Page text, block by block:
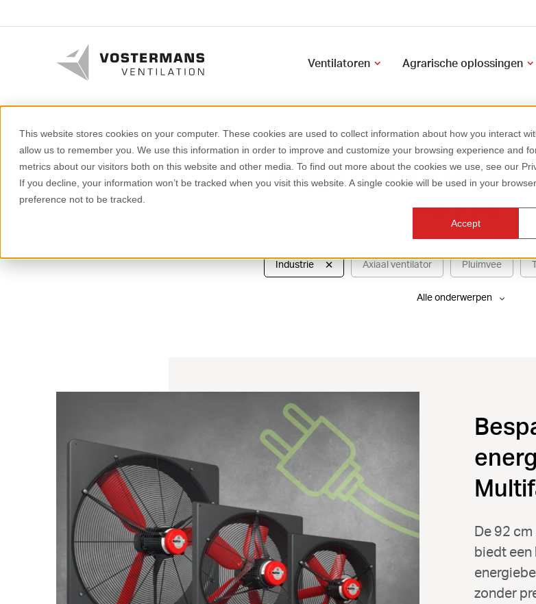
This website stores cookies on your computer. These cookies are used to collect information about how you interact
allow us to remember you. We use this information in order to improve and customize your browsing experience and
metrics about our visitors both on this website and other media. To find out more about the cookies we use, see our
If you decline, your information won’t be tracked when you visit this website. A single cookie will be used in your
preference not to be tracked.
Accept
Ventilatoren Agrarische oplossingen
Wij zijn 'your
Krijg direct
kennis.
Industrie Axiaal ventilator Pluimvee
Alle onderwerpen
De 92
biedt
zonder